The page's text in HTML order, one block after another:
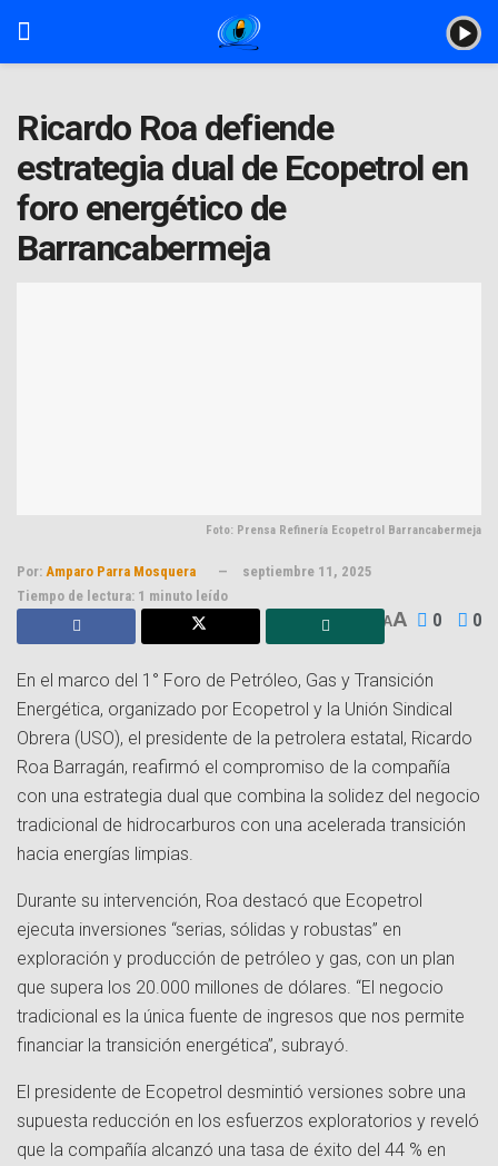
Ricardo Roa defiende
estrategia dual de Ecopetrol en
foro energético de
Barrancabermeja
Foto: Prensa Refinería Ecopetrol Barrancabermeja
Por: Amparo Parra Mosquera
septiembre 11, 2025
Tiempo de lectura: 1 minuto leído
AA 0 0
En el marco del 1° Foro de Petróleo, Gas y Transición
Energética, organizado por Ecopetrol y la Unión Sindical
Obrera (USO), el presidente de la petrolera estatal, Ricardo
Roa Barragán, reafirmó el compromiso de la compañía
con una estrategia dual que combina la solidez del negocio
tradicional de hidrocarburos con una acelerada transición
hacia energías limpias.
Durante su intervención, Roa destacó que Ecopetrol
ejecuta inversiones “serias, sólidas y robustas” en
exploración y producción de petróleo y gas, con un plan
que supera los 20.000 millones de dólares. “El negocio
tradicional es la única fuente de ingresos que nos permite
financiar la transición energética”, subrayó.
El presidente de Ecopetrol desmintió versiones sobre una
supuesta reducción en los esfuerzos exploratorios y reveló
que la compañía alcanzó una tasa de éxito del 44 % en